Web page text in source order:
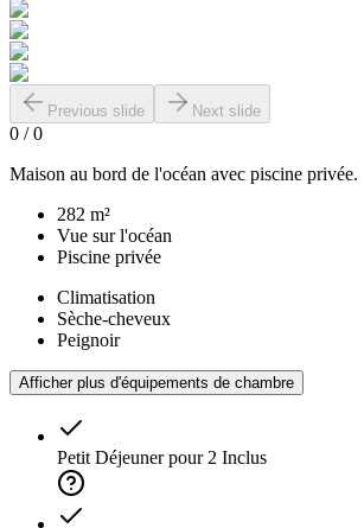
Previous slide Next slide
0 /0
Maison au bord de l'océan avec piscine privée.
282 m²
Vue sur l'océan
Piscine privée
Climatisation
Sèche-cheveux
Peignoir
Afficher plus d'équipements de chambre
Petit Déjeuner pour 2 Inclus